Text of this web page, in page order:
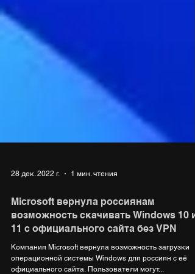
28 дек. 2022 г. 1 мин. чтения
Microsoft вернула россиянам
11 с официального сайта без VPN
Компания Microsoft вернула возможность загрузки